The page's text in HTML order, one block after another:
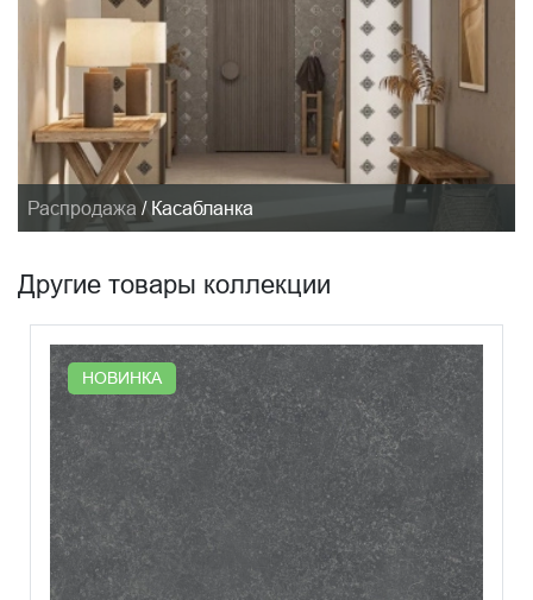
Распродажа / Касабланка
Другие товары коллекции
НОВИНКА